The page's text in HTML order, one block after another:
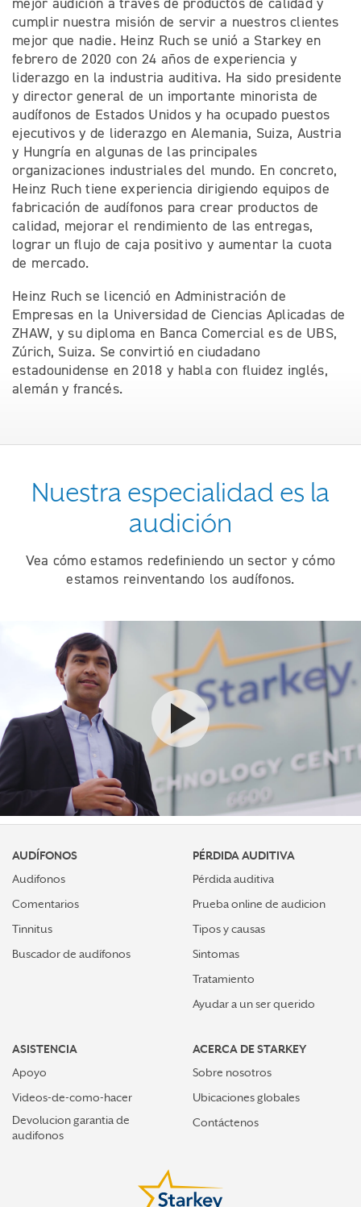
cumplir nuestra misión de servir a nuestros clientes
mejor que nadie. Heinz Ruch se unió a Starkey en
febrero de 2020 con 24 años de experiencia y
liderazgo en la industria auditiva. Ha sido presidente
y director general de un importante minorista de
audífonos de Estados Unidos y ha ocupado puestos
ejecutivos y de liderazgo en Alemania, Suiza, Austria
y Hungría en algunas de las principales
organizaciones industriales del mundo. En concreto,
Heinz Ruch tiene experiencia dirigiendo equipos de
fabricación de audífonos para crear productos de
calidad, mejorar el rendimiento de las entregas,
lograr un flujo de caja positivo y aumentar la cuota
de mercado.
Heinz Ruch se licenció en Administración de
Empresas en la Universidad de Ciencias Aplicadas de
ZHAW, y su diploma en Banca Comercial es de UBS,
Zúrich, Suiza. Se convirtió en ciudadano
estadounidense en 2018 y habla con fluidez inglés,
alemán y francés.
Nuestra especialidad es la
audición
Vea cómo estamos redefiniendo un sector y cómo
estamos reinventando los audífonos.
Ver el video
AUDÍFONOS
Audifonos
Comentarios
Tinnitus
Buscador de audífonos
PÉRDIDA AUDITIVA
Pérdida auditiva
Prueba online de audicion
Tipos y causas
Sintomas
Tratamiento
Ayudar a un ser querido
ASISTENCIA
Apoyo
Videos-de-como-hacer
Devolucion garantia de
audifonos
ACERCA DE STARKEY
Sobre nosotros
Ubicaciones globales
Contáctenos